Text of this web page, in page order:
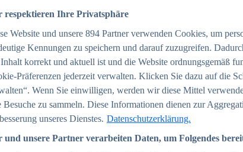
2025
2025
2025
Deutschland 2025
respektieren Ihre Privatsphäre
Website und unsere 894 Partner verwenden Cookies, um
Kennungen zu speichern und darauf zuzugreifen.
korrekt und aktuell ist und die Website ordnungsgemäß
Präferenzen jederzeit verwalten. Klicken Sie dazu auf die
Wenn Sie einwilligen, werden wir diese Mittel
Besuche zu sammeln. Diese Informationen dienen zur
unseres Dienstes. Datenschutzerklärung.
und unsere Partner verarbeiten Daten, um Folgendes